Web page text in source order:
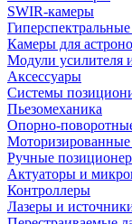
SWIR-камеры
Камеры для
Модули усилителя
Аксессуары
Системы
Пьезомеханика
Опорно-
Ручные
Актуаторы и
Контроллеры
Лазеры и